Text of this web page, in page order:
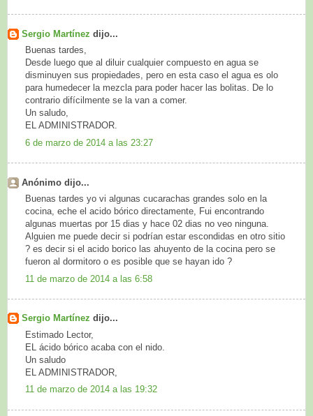
Sergio Martínez dijo...
Buenas tardes,
Desde luego que al diluir cualquier compuesto en agua se
disminuyen sus propiedades, pero en esta caso el agua es olo
para humedecer la mezcla para poder hacer las bolitas. De lo
contrario difícilmente se la van a comer.
Un saludo,
EL ADMINISTRADOR.
6 de marzo de 2014 a las 23:27
Anónimo dijo...
Buenas tardes yo vi algunas cucarachas grandes solo en la
cocina, eche el acido bórico directamente, Fui encontrando
algunas muertas por 15 dias y hace 02 dias no veo ninguna.
Alguien me puede decir si podrían estar escondidas en otro sitio
? es decir si el acido borico las ahuyento de la cocina pero se
fueron al dormitoro o es posible que se hayan ido ?
11 de marzo de 2014 a las 6:58
Sergio Martínez dijo...
Estimado Lector,
EL ácido bórico acaba con el nido.
Un saludo
EL ADMINISTRADOR,
11 de marzo de 2014 a las 19:32